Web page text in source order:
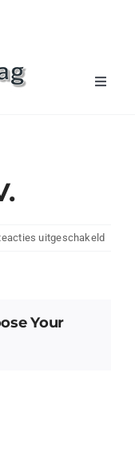
Toggle
uitgeschakeldvoor
Your